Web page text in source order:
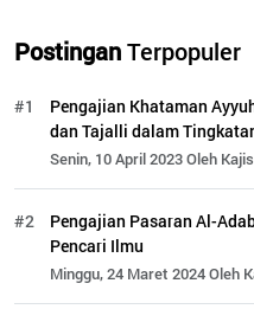
PostinganTerpopuler
#1
Pengajian Khataman
dan Tajalli dalam
Senin, 10 April 2023 Oleh
#2
Pengajian Pasaran Al-
Pencari Ilmu
Minggu, 24 Maret 2024 Oleh